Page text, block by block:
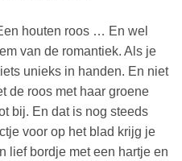
houten roos … En wel
van de romantiek. Als je
unieks in handen. En niet
de roos met haar groene
bij. En dat is nog steeds
voor op het blad krijg je
lief bordje met een hartje en